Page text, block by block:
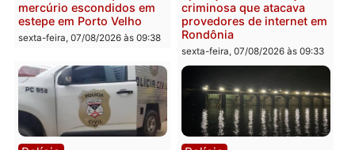
Polícia
apresenta documentos
que comprovam
transparência e legalidade
na operação alvo da PF
sexta-feira, 07/08/2026 às 12:24
Polícia
Polícia Federal apreende
400 quilos de drogas e
prende motorista em RO
sexta-feira, 07/08/2026 às